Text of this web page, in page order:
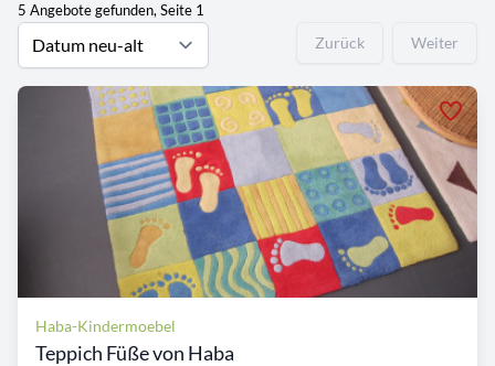
5 Angebote gefunden, Seite 1
Zurück Weiter
Haba-Kindermoebel
Teppich Füße von Haba